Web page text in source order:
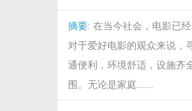
摘要: 在当今社会，电影已
对于爱好电影的观众来说，
通便利，环境舒适，设施齐
围。无论是家庭......